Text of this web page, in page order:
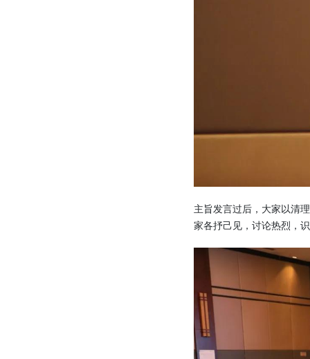
主旨发言过后，大家以清
家各抒己见，讨论热烈，